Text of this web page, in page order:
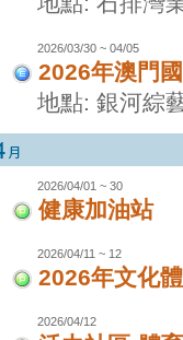
2026/03/30 ~ 04/05
2026年澳門
地點: 銀河綜
2026/04/01 ~ 30
健康加油站
2026/04/11 ~ 12
2026年文化
2026/04/12